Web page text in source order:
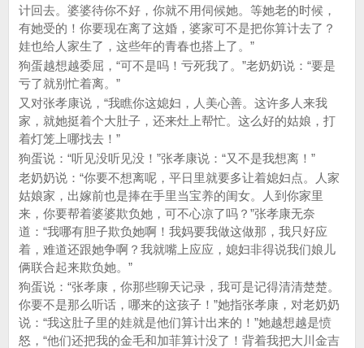
计回去。婆婆待你不好，你就不用伺候她。等她老的时候，
有她受的！你要现在离了这婚，婆家可不是把你算计去了？
娃也给人家生了，这些年的青春也搭上了。”
狗蛋越想越委屈，“可不是吗！亏死我了。”老奶奶说：“要是
亏了就别忙着离。”
又对张孝康说，“我瞧你这媳妇，人美心善。这许多人来我
家，就她挺着个大肚子，还来灶上帮忙。这么好的姑娘，打
着灯笼上哪找去！”
狗蛋说：“听见没听见没！”张孝康说：“又不是我想离！”
老奶奶说：“你要不想离呢，平日里就要多让着媳妇点。人家
姑娘家，出嫁前也是捧在手里当宝养的闺女。人到你家里
来，你要帮着婆婆欺负她，可不心凉了吗？”张孝康无奈
道：“我哪有胆子欺负她啊！我妈要我做这做那，我只好应
着，难道还跟她争啊？我就嘴上应应，媳妇非得说我们娘儿
俩联合起来欺负她。”
狗蛋说：“张孝康，你那些聊天记录，我可是记得清清楚楚。
你要不是那么听话，哪来的这孩子！”她指张孝康，对老奶奶
说：“我这肚子里的娃就是他们算计出来的！”她越想越是愤
怒，“他们还把我的金毛和加菲算计没了！背着我把大川金吉